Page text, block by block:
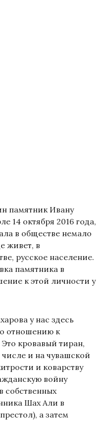
памятник Ивану
14 октября 2016 года,
в обществе немало
живет, в
русское население.
памятника в
к этой личности у
у нас здесь
отношению к
кровавый тиран,
и на чувашской
и коварству
войну
собственных
Шах Али в
а затем